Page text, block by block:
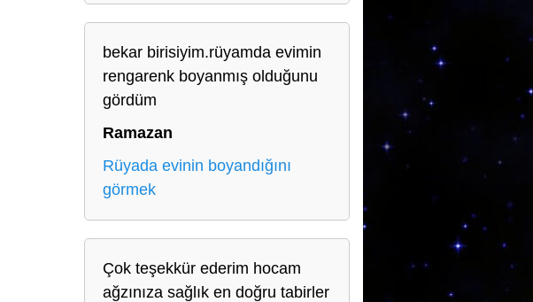
bekar birisiyim.rüyamda evimin
rengarenk boyanmış olduğunu
gördüm
Ramazan
Rüyada evinin boyandığını
görmek
Çok teşekkür ederim hocam
ağzınıza sağlık en doğru tabirler